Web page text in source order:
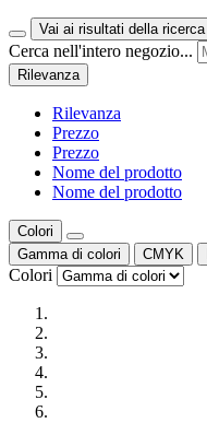
Vai ai risultati della ricerca
Cerca nell'intero negozio...
Rilevanza
Rilevanza
Prezzo
Prezzo
Nome del prodotto
Nome del prodotto
Colori
Gamma di colori
CMYK
Colori